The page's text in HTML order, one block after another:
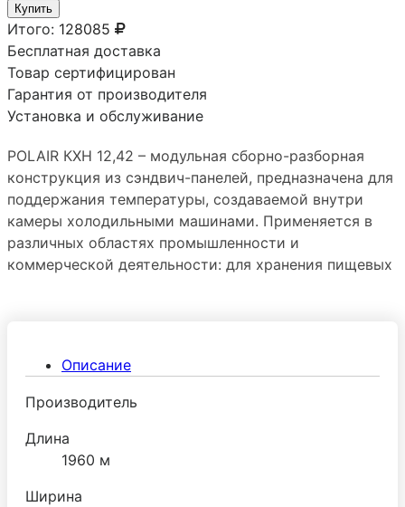
Купить
Итого: 128085
Бесплатная доставка
Товар сертифицирован
Гарантия от производителя
Установка и обслуживание
POLAIR КХН 12,42 – модульная сборно-разборная
конструкция из сэндвич-панелей, предназначена для
поддержания температуры, создаваемой внутри
камеры холодильными машинами. Применяется в
различных областях промышленности и
коммерческой деятельности: для хранения пищевых
Описание
Производитель
Длина
1960 м
Ширина